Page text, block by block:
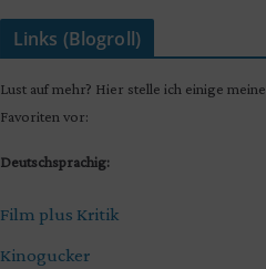
Links (Blogroll)
Lust auf mehr? Hier stelle ich einige
Favoriten vor:
Deutschsprachig:
Film plus Kritik
Kinogucker